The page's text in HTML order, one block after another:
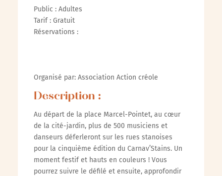
Public : Adultes
Tarif : Gratuit
Réservations :
Organisé par: Association Action créole
Description :
Au départ de la place Marcel-Pointet, au cœur
de la cité-jardin, plus de 500 musiciens et
danseurs déferleront sur les rues stanoises
pour la cinquième édition du Carnav’Stains. Un
moment festif et hauts en couleurs ! Vous
pourrez suivre le défilé et ensuite, approfondir